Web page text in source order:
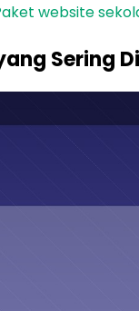
website
Sering